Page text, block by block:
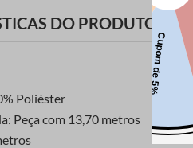
DO PRODUTO
Poliéster
Peça com 13,70 metros